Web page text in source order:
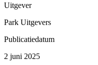
Uitgever
Park Uitgevers
Publicatiedatum
2 juni 2025